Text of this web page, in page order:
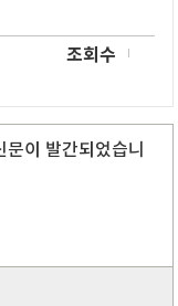
조회수
이 발간되었습니